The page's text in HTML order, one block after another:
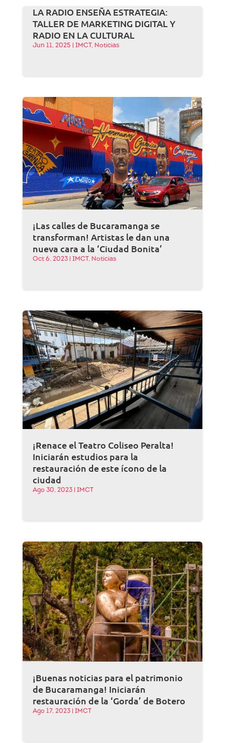
LA RADIO ENSEÑA ESTRATEGIA:
TALLER DE MARKETING DIGITAL Y
RADIO EN LA CULTURAL
Jun 11, 2025 IMCT, Noticias
¡Las calles de Bucaramanga se
transforman! Artistas le dan una
nueva cara a la ‘Ciudad Bonita’
Oct 6, 2023| IMCT, Noticias
¡Renace el Teatro Coliseo Peralta!
Iniciarán estudios para la
restauración de este ícono de la
ciudad
Ago 30, 2023| IMCT
¡Buenas noticias para el patrimonio
de Bucaramanga! Iniciarán
restauración de la ‘Gorda’ de Botero
Ago 17, 2023| IMCT